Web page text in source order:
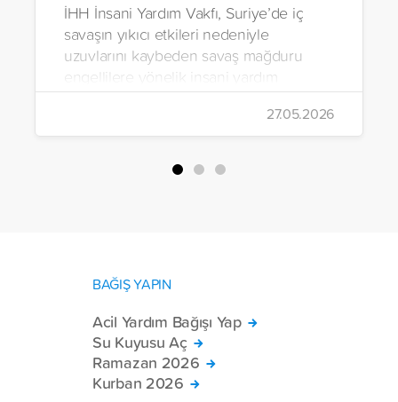
İHH İnsani Yardım Vakfı, Suriye’de iç
savaşın yıkıcı etkileri nedeniyle
uzuvlarını kaybeden savaş mağduru
engellilere yönelik insani yardım
çalışmalarını aralıksız sürdürüyor. Vakıf,
yürütülen son projeyle Suriye’nin Şam,
Halep, Hama, Humus ve İdlib
bölgelerinde zor şartlarda yaşayan
27.05.2026
BAĞIŞ YAPIN
Acil Yardım Bağışı Yap
Su Kuyusu Aç
Ramazan 2026
Kurban 2026